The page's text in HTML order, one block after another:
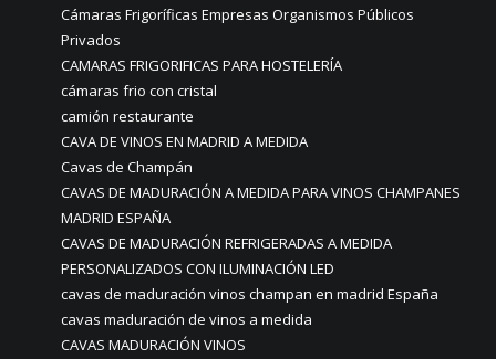
Cámaras Frigoríficas Empresas Organismos Públicos
Privados
CAMARAS FRIGORIFICAS PARA HOSTELERÍA
cámaras frio con cristal
camión restaurante
CAVA DE VINOS EN MADRID A MEDIDA
Cavas de Champán
CAVAS DE MADURACIÓN A MEDIDA PARA VINOS CHAMPANES
MADRID ESPAÑA
CAVAS DE MADURACIÓN REFRIGERADAS A MEDIDA
PERSONALIZADOS CON ILUMINACIÓN LED
cavas de maduración vinos champan en madrid España
cavas maduración de vinos a medida
CAVAS MADURACIÓN VINOS